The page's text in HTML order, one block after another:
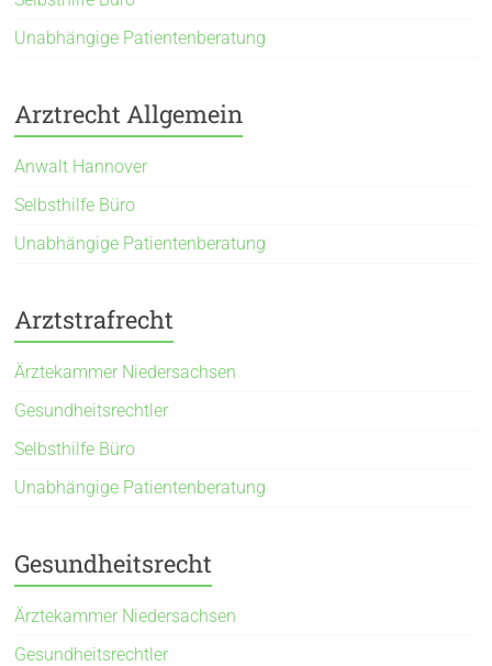
Unabhängige Patientenberatung
Arztrecht Allgemein
Anwalt Hannover
Selbsthilfe Büro
Unabhängige Patientenberatung
Arztstrafrecht
Ärztekammer Niedersachsen
Gesundheitsrechtler
Selbsthilfe Büro
Unabhängige Patientenberatung
Gesundheitsrecht
Ärztekammer Niedersachsen
Gesundheitsrechtler